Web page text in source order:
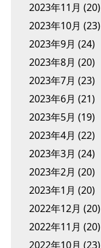
2023年11月 (20)
2023年10月 (23)
2023年9月 (24)
2023年8月 (20)
2023年7月 (23)
2023年6月 (21)
2023年5月 (19)
2023年4月 (22)
2023年3月 (24)
2023年2月 (20)
2023年1月 (20)
2022年12月 (20)
2022年11月 (20)
2022年10月 (23)